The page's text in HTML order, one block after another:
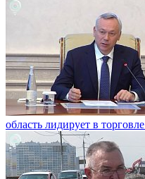
область лидирует в